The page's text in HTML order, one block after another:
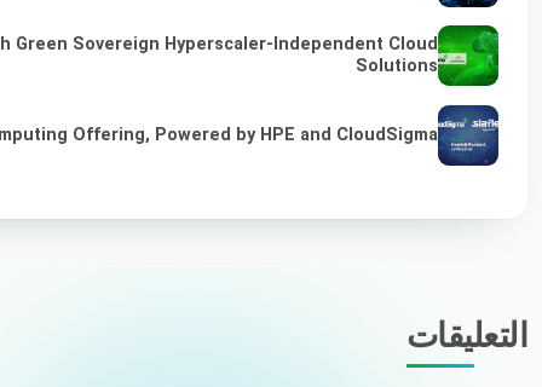
Green Sovereign Hyperscaler-Independent Cloud
Solutions
Offering, Powered by HPE and CloudSigma
التعليقات